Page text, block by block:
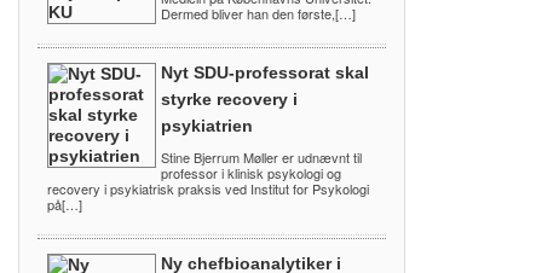
Dermed bliver han den første,[…]
Nyt SDU-professorat skal
styrke recovery i
psykiatrien
Stine Bjerrum Møller er udnævnt til
professor i klinisk psykologi og
recovery i psykiatrisk praksis ved Institut for Psykologi
på[…]
Ny chefbioanalytiker i